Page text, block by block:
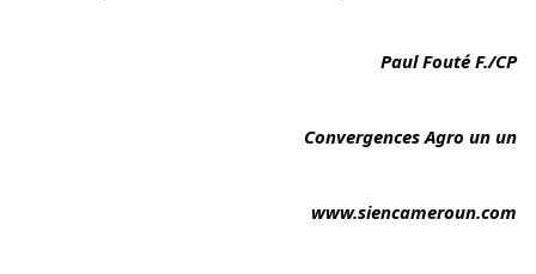
Paul Fouté F./CP
Convergences Agro un un
www.siencameroun.com